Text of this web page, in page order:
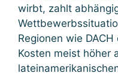
wirbt, zahlt
Regionen wie
Kosten meist höher